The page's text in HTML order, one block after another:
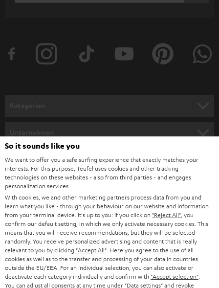
e
l
d
u
n
g
HEIMKINO-KOMPLETTANLAGEN
SOUNDBARS
SMART HOME
BLUETOOTH-LAUTSPRECHER
KOPFHÖRER
BLUETOOTH-KOPFHÖRER
KARRIERE
PRESSE & MARKETING
GESCHÄFTSKUNDEN
PARTNERPROGRAMM
BLOG
NEWSLETTER
Teufel Onlineshops
DEUTSCHLAND
ÖSTERREICH
SCHWEIZ
NIEDERLANDE
So it sounds like you
We want to offer you a safe surfing experience that exactly matches your
interests. For this purpose, Teufel uses cookies and other tracking
technologies on these websites - also from third parties - and engages
personalization services.
With cookies, we and other marketing partners process data from you and
learn what you like - through your behaviour on our website and information
from your terminal device. It's up to you: If you click on "Reject All" , you
confirm our default setting, in which we only activate necessary cookies. This
means that you will receive recommendations, but they will be selected
randomly. You receive personalized advertising and content that is really
relevant to you by clicking "Accept All" . Here you agree to the use of all
cookies as well as to the transfer and processing of your data in countries
outside the EU/EEA. For an individual selection, you can also activate or
deactivate each category individually and confirm with "Accept selection"
You can adjust all consents at any time under "Data settings" and revoke